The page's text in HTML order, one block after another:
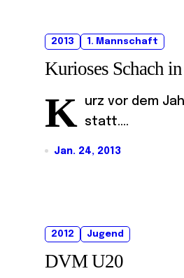
2013 1. Mannschaft
Kurioses Schach
K
urz vor dem
statt....
Jan. 24, 2013
2012 Jugend
DVM U20